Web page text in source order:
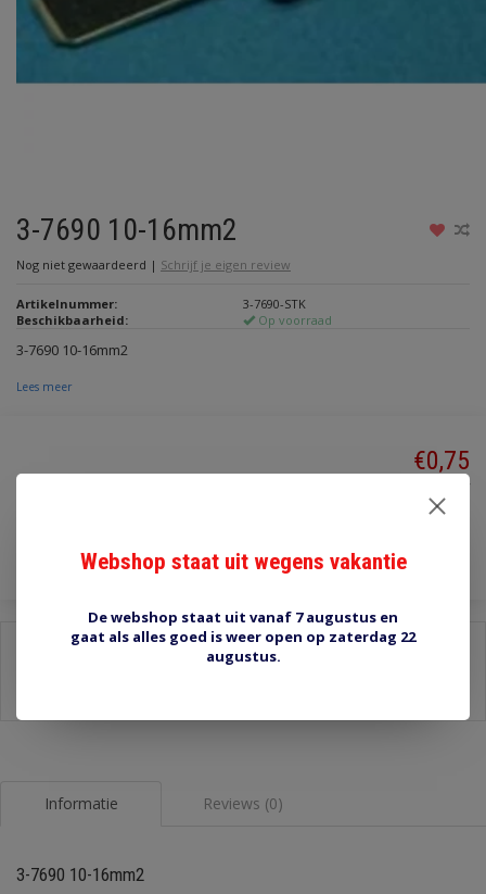
3-7690 10-16mm2
Nog niet gewaardeerd | Schrijf je eigen review
Artikelnummer:
3-7690-STK
Beschikbaarheid:
Op voorraad
3-7690 10-16mm2
Lees meer
€0,75
Informatie Reviews (0)
3-7690 10-16mm2
Webshop staat uit wegens vakantie
De webshop staat uit vanaf 7 augustus en
gaat als alles goed is weer open op zaterdag 22
augustus.